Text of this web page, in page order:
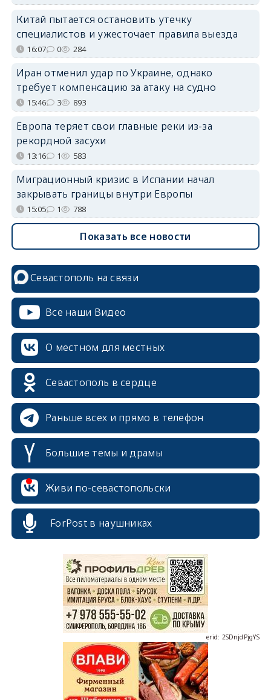
Китай пытается остановить утечку
специалистов и ужесточает правила выезда
16:07 0 284
Иран отменил удар по Украине, однако
требует компенсацию за атаку на судно
15:46 3 893
Европа теряет свои главные реки из-за
рекордной засухи
13:16 1 583
Миграционный кризис в Испании начал
закрывать границы внутри Европы
15:05 1 788
Показать все новости
Севастополь на связи
Все наши Видео
О местном для местных
Севастополь в сердце
Раньше всех и прямо в телефон
Большие темы и драмы
Живи по-севастопольски
ForPost в наушниках